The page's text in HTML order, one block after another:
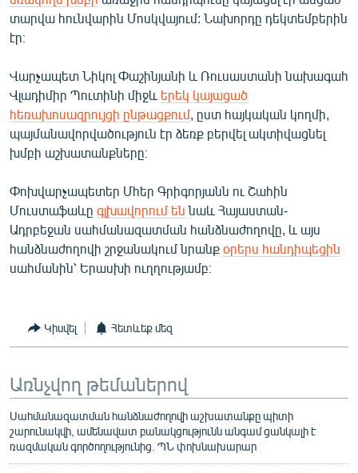
«Ազատության» բոլոր կայքերը
տարվա հունվարին Մոսկվայում: Նախորդը դեկտեմբերին
էր։
Վարչապետ Նիկոլ Փաշինյանի և Ռուսաստանի նախագահ
Վլադիմիր Պուտինի միջև երեկ կայացած
հեռախոսազրույցի ընթացքում , ըստ հայկական կողմի,
պայմանավորվածություն էր ձեռք բերվել ակտիվացնել
խմբի աշխատանքները։
Փոխվարչապետեր Մհեր Գրիգորյանն ու Շահին
Մուստաֆաևը գլխավորում են նաև Հայաստան-
Ադրբեջան սահմանազատման հանձնաժողովը, և այս
հանձնաժողովի շրջանակում նրանք օրերս հանդիպեցին
սահմանին՝ Երասխի ուղղությամբ։
Կիսվել Հետևեք մեզ
Առնչվող թեմաներով
Սահմանազատման հանձնաժողովի աշխատանքը պիտի
շարունակվի, ամենավատ բանակցությունն անգամ ցանկալի է
ռազմական գործողությունից. ՊՆ փոխնախարար